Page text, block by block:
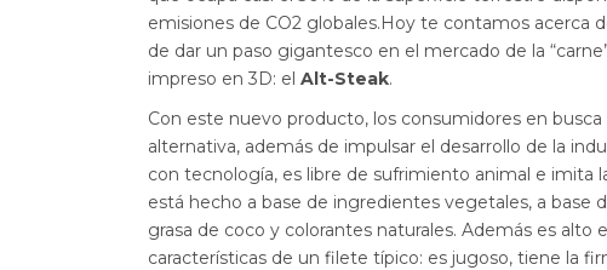
emisiones de CO2 globales.Hoy te contamos acerca
de dar un paso gigantesco en el mercado de la
impreso en 3D: el Alt-Steak.
Con este nuevo producto, los consumidores en
alternativa, además de impulsar el desarrollo de la
con tecnología, es libre de sufrimiento animal e imita
está hecho a base de ingredientes vegetales, a base
grasa de coco y colorantes naturales. Además es alto
características de un filete típico: es jugoso, tiene la